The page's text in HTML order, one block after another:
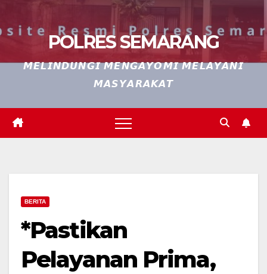
POLRES SEMARANG
𝙈𝙀𝙇𝙄𝙉𝘿𝙐𝙉𝙂𝙄 𝙈𝙀𝙉𝙂𝘼𝙔𝙊𝙈𝙄 𝙈𝙀𝙇𝘼𝙔𝘼𝙉𝙄
𝙈𝘼𝙎𝙔𝘼𝙍𝘼𝙆𝘼𝙏
BERITA
*Pastikan
Pelayanan Prima,